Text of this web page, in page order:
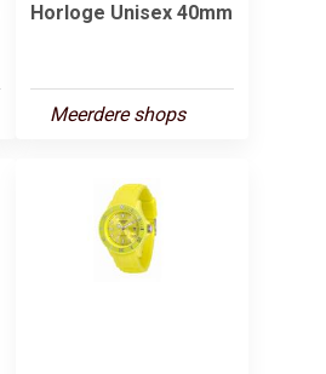
Horloge Unisex 40mm
Meerdere shops